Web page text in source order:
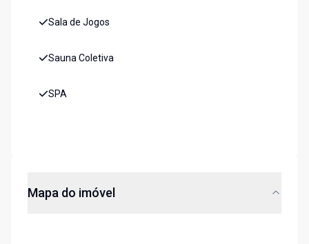
Sala de Jogos
Sauna Coletiva
SPA
Mapa do imóvel